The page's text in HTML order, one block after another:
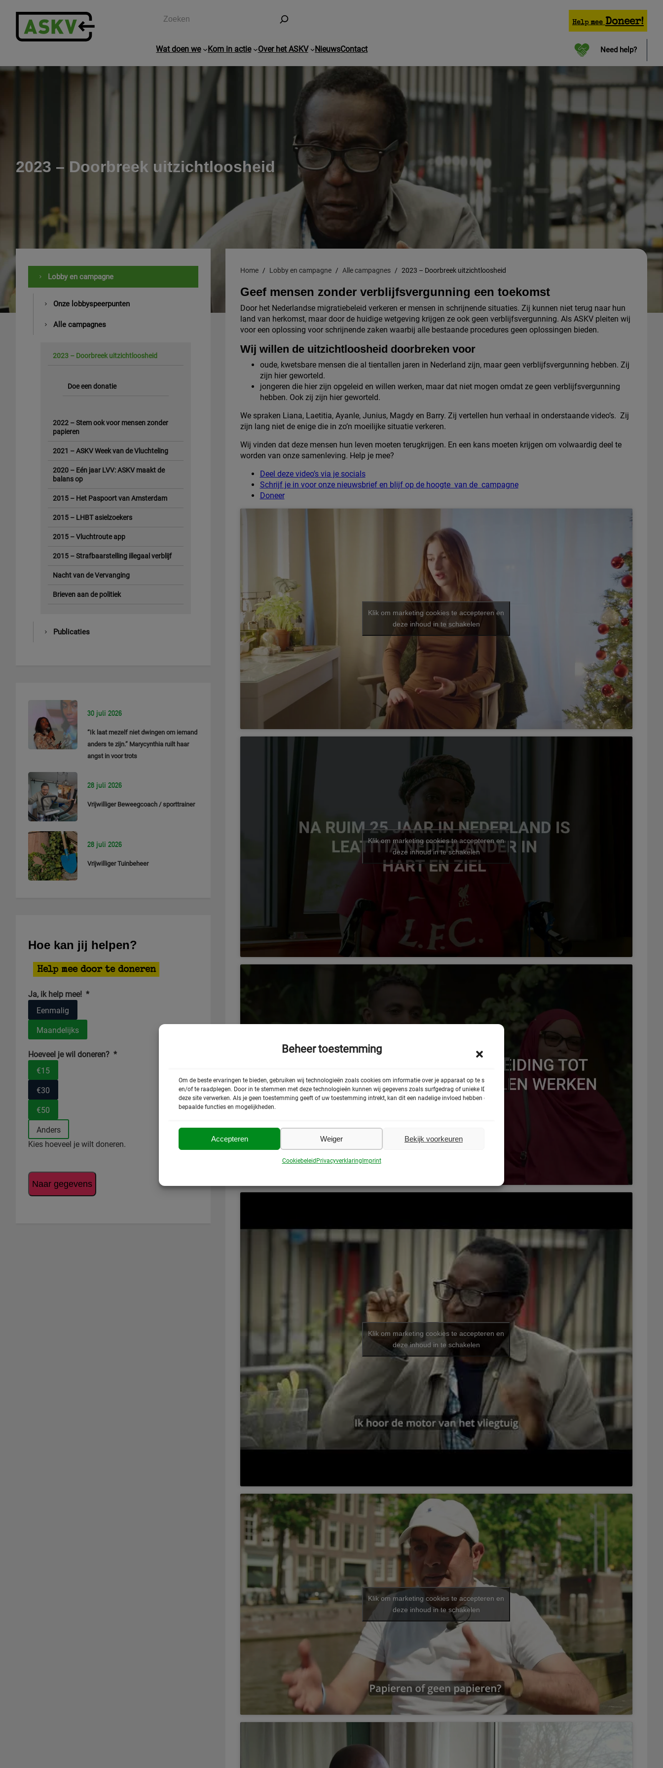
Beheer toestemming
Om de beste ervaringen te bieden, gebruiken wij technologieën zoals cookies om informatie over je apparaat op te slaan
en/of te raadplegen. Door in te stemmen met deze technologieën kunnen wij gegevens zoals surfgedrag of unieke ID's op
deze site verwerken. Als je geen toestemming geeft of uw toestemming intrekt, kan dit een nadelige invloed hebben op
bepaalde functies en mogelijkheden.
Accepteren Weiger Bekijk voorkeuren
Cookiebeleid Privacyverklaring Imprint
Zoeken
Help mee Doneer!
Wat doen we Kom in actie Over het ASKV NieuwsContact Need help?
2023 – Doorbreek uitzichtloosheid
Lobby en campagne
Onze lobbyspeerpunten
Alle campagnes
2023 – Doorbreek uitzichtloosheid
Doe een donatie
2022 – Stem ook voor mensen zonder
papieren
2021 – ASKV Week van de Vluchteling
2020 – Eén jaar LVV: ASKV maakt de
balans op
2015 – Het Paspoort van Amsterdam
2015 – LHBT asielzoekers
2015 – Vluchtroute app
2015 – Strafbaarstelling illegaal verblijf
Nacht van de Vervanging
Brieven aan de politiek
Publicaties
30 juli 2026
“Ik laat mezelf niet dwingen om iemand
anders te zijn.” Marycynthia ruilt haar
angst in voor trots
28 juli 2026
Vrijwilliger Beweegcoach / sporttrainer
28 juli 2026
Vrijwilliger Tuinbeheer
Hoe kan jij helpen?
Help mee door te doneren
Ja, ik help mee! *
Eenmalig
Maandelijks
Hoeveel je wil doneren? *
€15
€30
€50
Anders
Kies hoeveel je wilt doneren.
Naar gegevens
Home Lobby en campagne Alle campagnes 2023 – Doorbreek uitzichtloosheid
Geef mensen zonder verblijfsvergunning een toekomst
Door het Nederlandse migratiebeleid verkeren er mensen in schrijnende situaties. Zij kunnen niet terug naar hun
land van herkomst, maar door de huidige wetgeving krijgen ze ook geen verblijfsvergunning. Als ASKV pleiten wij
voor een oplossing voor schrijnende zaken waarbij alle bestaande procedures geen oplossingen bieden.
Wij willen de uitzichtloosheid doorbreken voor
oude, kwetsbare mensen die al tientallen jaren in Nederland zijn, maar geen verblijfsvergunning hebben. Zij
zijn hier geworteld.
jongeren die hier zijn opgeleid en willen werken, maar dat niet mogen omdat ze geen verblijfsvergunning
hebben. Ook zij zijn hier geworteld.
We spraken Liana, Laetitia, Ayanle, Junius, Magdy en Barry. Zij vertellen hun verhaal in onderstaande video’s. Zij
zijn lang niet de enige die in zo’n moeilijke situatie verkeren.
Wij vinden dat deze mensen hun leven moeten terugkrijgen. En een kans moeten krijgen om volwaardig deel te
worden van onze samenleving. Help je mee?
Deel deze video’s via je socials
Schrijf je in voor onze nieuwsbrief en blijf op de hoogte van de campagne
Doneer
Klik om marketing cookies te accepteren en
deze inhoud in te schakelen
Klik om marketing cookies te accepteren en
deze inhoud in te schakelen
Klik om marketing cookies te accepteren en
deze inhoud in te schakelen
Klik om marketing cookies te accepteren en
deze inhoud in te schakelen
Klik om marketing cookies te accepteren en
deze inhoud in te schakelen